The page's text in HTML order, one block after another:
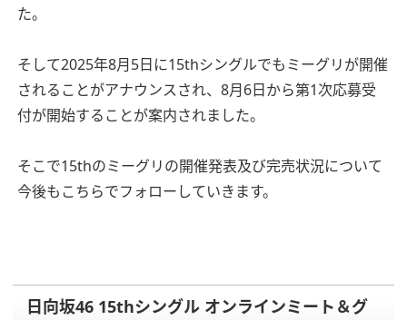
た。
そして2025年8月5日に15thシングルでもミーグリが開催
されることがアナウンスされ、8月6日から第1次応募受
付が開始することが案内されました。
そこで15thのミーグリの開催発表及び完売状況について
今後もこちらでフォローしていきます。
日向坂46 15thシングル オンラインミート＆グ